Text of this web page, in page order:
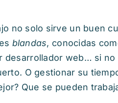
no solo sirve un buen
blandas, conocidas
desarrollador web… si
O gestionar su
Que se pueden